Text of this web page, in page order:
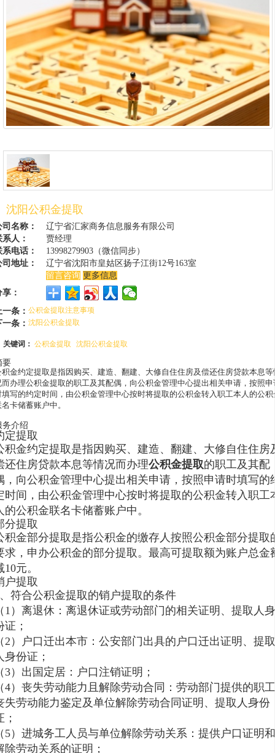
沈阳公积金提取
司名称：
辽宁省汇家商务信息服务有限公司
系人：
贾经理
系电话：
13998279903（微信同步）
司地址：
辽宁省沈阳市皇姑区扬子江街12号163室
留言咨询 更多信息
：
条： 公积金提取注意事项
条： 沈阳公积金提取
关键词： 公积金提取 沈阳公积金提取
要
积金约定提取是指因购买、建造、翻建、大修自住住房及偿还住房贷款本息等
而办理公积金提取的职工及其配偶，向公积金管理中心提出相关申请，按照申
填写的约定时间，由公积金管理中心按时将提取的公积金转入职工本人的公积
卡储蓄账户中。
务介绍
定提取
积金约定提取是指因购买、建造、翻建、大修自住住房
还住房贷款本息等情况而办理公积金提取的职工及其配
，向公积金管理中心提出相关申请，按照申请时填写的
时间，由公积金管理中心按时将提取的公积金转入职工
的公积金联名卡储蓄账户中。
分提取
积金部分提取是指公积金的缴存人按照公积金部分提取
求，申办公积金的部分提取。最高可提取额为账户总金
10元。
户提取
符合公积金提取的销户提取的条件
1）离退休：离退休证或劳动部门的相关证明、提取人身
证；
2）户口迁出本市：公安部门出具的户口迁出证明、提取
身份证；
3）出国定居：户口注销证明；
4）丧失劳动能力且解除劳动合同：劳动部门提供的职工
失劳动能力鉴定及单位解除劳动合同证明、提取人身份
；
5）进城务工人员与单位解除劳动关系：提供户口证明和
除劳动关系的证明；